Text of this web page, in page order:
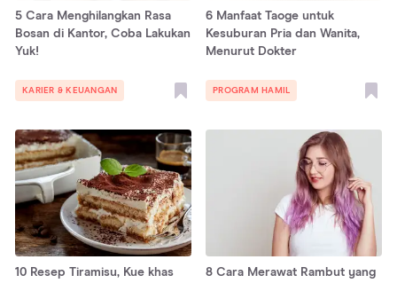
5 Cara Menghilangkan Rasa
Bosan di Kantor, Coba Lakukan
Yuk!
KARIER & KEUANGAN
6 Manfaat Taoge untuk
Kesuburan Pria dan Wanita,
Menurut Dokter
PROGRAM HAMIL
10 Resep Tiramisu, Kue khas
8 Cara Merawat Rambut yang